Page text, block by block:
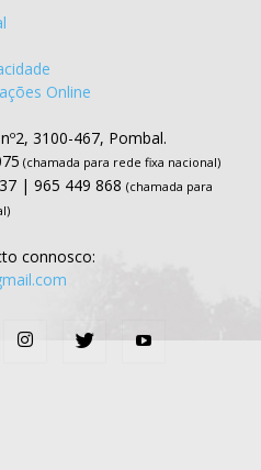
Online
3100-467, Pombal.
(chamada para rede fixa nacional)
| 965 449 868 (chamada para
connosco: